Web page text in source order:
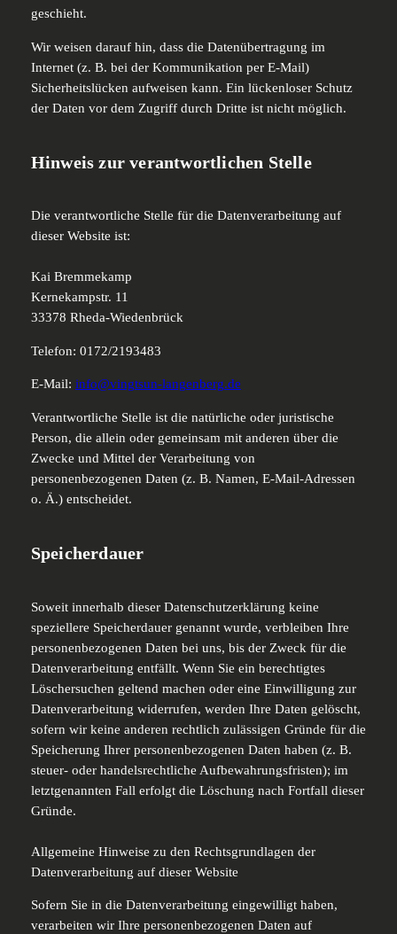
geschieht.
Wir weisen darauf hin, dass die Datenübertragung im
Internet (z. B. bei der Kommunikation per E-Mail)
Sicherheitslücken aufweisen kann. Ein lückenloser Schutz
der Daten vor dem Zugriff durch Dritte ist nicht möglich.
Hinweis zur verantwortlichen Stelle
Die verantwortliche Stelle für die Datenverarbeitung auf
dieser Website ist:
Kai Bremmekamp
Kernekampstr. 11
33378 Rheda-Wiedenbrück
Telefon: 0172/2193483
E-Mail: info@vingtsun-langenberg.de
Verantwortliche Stelle ist die natürliche oder juristische
Person, die allein oder gemeinsam mit anderen über die
Zwecke und Mittel der Verarbeitung von
personenbezogenen Daten (z. B. Namen, E-Mail-Adressen
o. Ä.) entscheidet.
Speicherdauer
Soweit innerhalb dieser Datenschutzerklärung keine
speziellere Speicherdauer genannt wurde, verbleiben Ihre
personenbezogenen Daten bei uns, bis der Zweck für die
Datenverarbeitung entfällt. Wenn Sie ein berechtigtes
Löschersuchen geltend machen oder eine Einwilligung zur
Datenverarbeitung widerrufen, werden Ihre Daten gelöscht,
sofern wir keine anderen rechtlich zulässigen Gründe für die
Speicherung Ihrer personenbezogenen Daten haben (z. B.
steuer- oder handelsrechtliche Aufbewahrungsfristen); im
letztgenannten Fall erfolgt die Löschung nach Fortfall dieser
Gründe.
Allgemeine Hinweise zu den Rechtsgrundlagen der
Datenverarbeitung auf dieser Website
Sofern Sie in die Datenverarbeitung eingewilligt haben,
verarbeiten wir Ihre personenbezogenen Daten auf